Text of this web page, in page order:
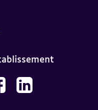
sur Twitter AVH
suivre sur Facebook
Nous suivre sur